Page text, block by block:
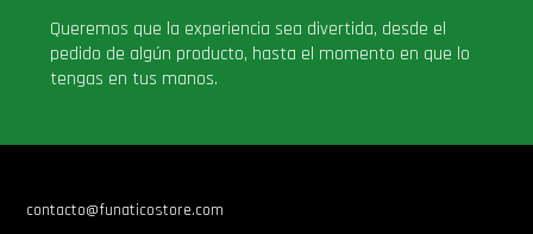
Queremos que la experiencia sea divertida, desde el
pedido de algún producto, hasta el momento en que lo
tengas en tus manos.
contacto@funaticostore.com